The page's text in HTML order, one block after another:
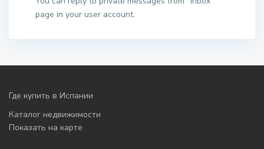
page in your user account.
Где купить в Испании
Каталог недвижимости
Показать на карте